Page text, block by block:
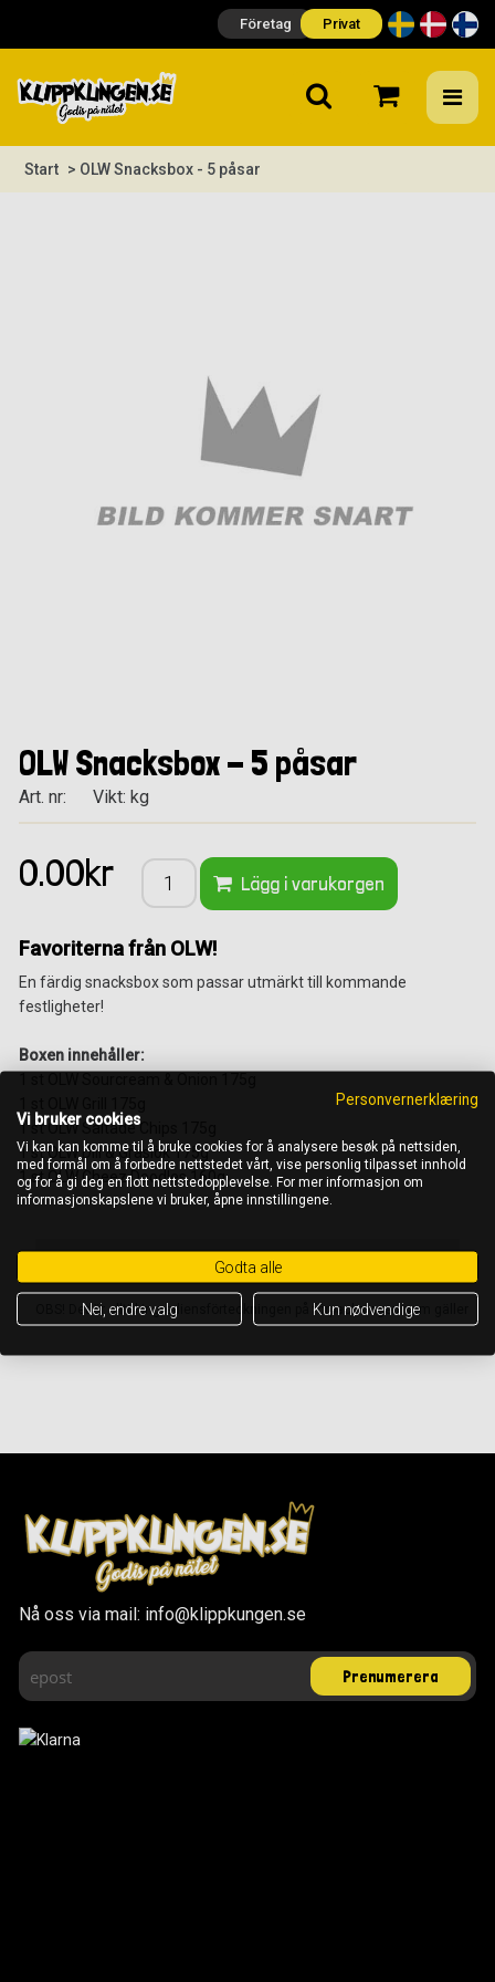
Företag Privat
Start > OLW Snacksbox - 5 påsar
OLW Snacksbox - 5 påsar
Art. nr: Vikt: kg
0.00kr Lägg i varukorgen
Favoriterna från OLW!
En färdig snacksbox som passar utmärkt till kommande
festligheter!
Boxen innehåller:
1 st OLW Saltade Chips 175g
1 st OLW Dill & Gräslök 175g
1 st OLW Cheez Doodles 160g
Ingredienser
OBS! Det är alltid ingrediensförteckningen på förpackningen som gäller
Nå oss via mail: info@klippkungen.se
Personvernerklæring
Vi bruker cookies
Vi kan kan komme til å bruke cookies for å analysere besøk på nettsiden,
med formål om å forbedre nettstedet vårt, vise personlig tilpasset innhold
og for å gi deg en flott nettstedopplevelse. For mer informasjon om
informasjonskapslene vi bruker, åpne innstillingene.
Godta alle
Nei, endre valg Kun nødvendige